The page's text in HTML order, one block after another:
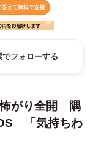
フォローする
怖がり全開 隅
「気持ちわ